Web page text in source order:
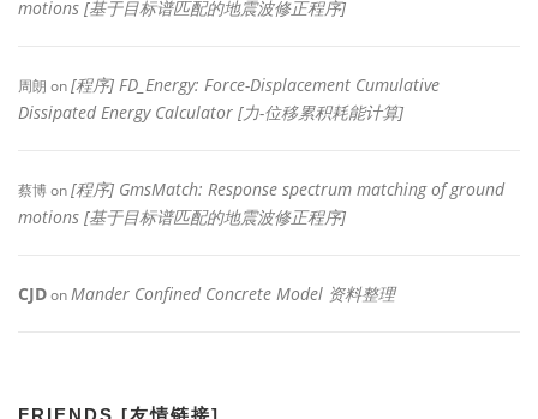
motions [基于目标谱匹配的地震波修正程序]
周朗 on[程序] FD_Energy: Force-Displacement Cumulative
Dissipated Energy Calculator [力-位移累积耗能计算]
蔡博on[程序] GmsMatch: Response spectrum matching of ground
motions [基于目标谱匹配的地震波修正程序]
CJDonMander Confined Concrete Model 资料整理